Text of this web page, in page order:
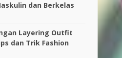
dan Berkelas
Layering Outfit
dan Trik Fashion